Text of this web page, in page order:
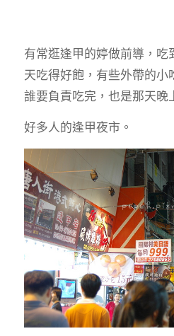
有常逛逢甲的婷做前導，吃
天吃得好飽，有些外帶的小
誰要負責吃完，也是那天晚
好多人的逢甲夜市。